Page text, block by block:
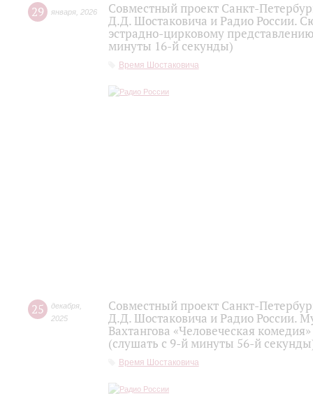
29 января 2026
Совместный проект Санкт-
Д.Д. Шостаковича и Радио России.
эстрадно-цирковому
минуты 16-й секунды)
Время Шостаковича
25 декабря
2025
Совместный проект Санкт-
Д.Д. Шостаковича и Радио России.
Вахтангова «Человеческая
(слушать с 9-й минуты 56-й
Время Шостаковича